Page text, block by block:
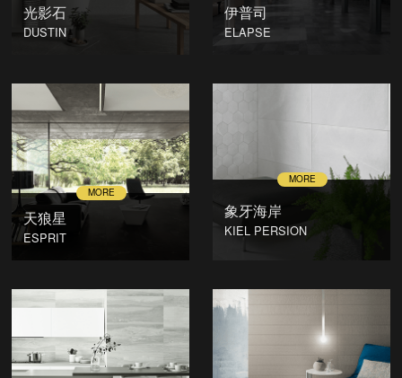
光影石
DUSTIN
伊普司
ELAPSE
天狼星
ESPRIT
象牙海岸
KIEL PERSION